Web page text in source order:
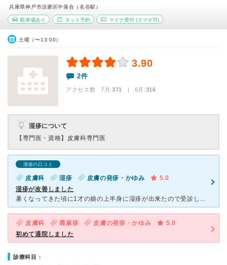
兵庫県神戸市須磨区中落合（名谷駅）
駐車場あり ネット予約 マイナ受付 (スマホ可)
土曜（〜13:00）
3.90
2件
アクセス数 7月:371 | 6月:316
湿疹について
【専門医・資格】 皮膚科専門医
湿疹の口コミ
皮膚科 湿疹 皮膚の発疹・かゆみ
5.0
湿疹が改善しました
暑くなってきた頃に1才の娘の上半身に湿疹が出来たので受診しました。 穏やかな先生で話しやすかったです。 お薬は3種類出して頂き、まずAという薬を1日2回1週間塗ってから赤みがある場所はBの薬、良く
皮膚科 蕁麻疹 皮膚の発疹・かゆみ
5.0
初めて通院しました
診療科目：